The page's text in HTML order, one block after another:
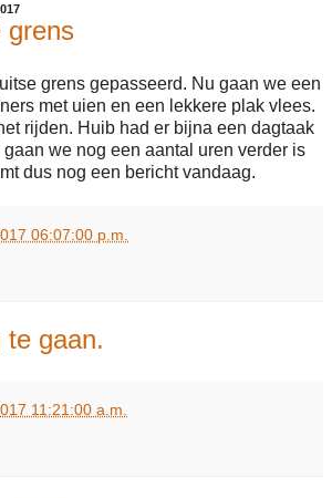
grens
grens gepasseerd. Nu gaan we een
met uien en een lekkere plak vlees.
rijden. Huib had er bijna een dagtaak
we nog een aantal uren verder is
dus nog een bericht vandaag.
06:07:00 p.m.
te gaan.
11:21:00 a.m.